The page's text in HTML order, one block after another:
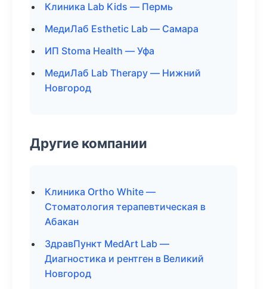
Клиника Lab Kids — Пермь
МедиЛаб Esthetic Lab — Самара
ИП Stoma Health — Уфа
МедиЛаб Lab Therapy — Нижний
Новгород
Другие компании
Клиника Ortho White —
Стоматология терапевтическая в
Абакан
ЗдравПункт MedArt Lab —
Диагностика и рентген в Великий
Новгород